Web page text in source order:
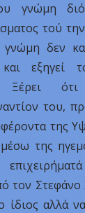
γνώμη
τού
δεν
και εξηγεί
Ξέρει
του,
της
της
τον
ίδιος αλλά